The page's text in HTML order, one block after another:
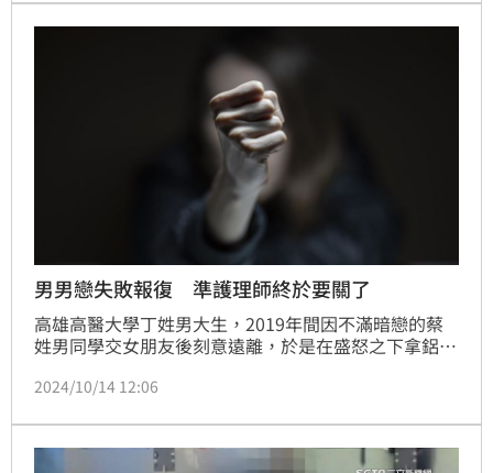
經濟負擔。高醫調查認定性騷成立，將蕭拔官，但女學
生不滿被蕭說成又笨又窮，準備提告。
男男戀失敗報復 準護理師終於要關了
高雄高醫大學丁姓男大生，2019年間因不滿暗戀的蔡
姓男同學交女朋友後刻意遠離，於是在盛怒之下拿鋁棒
4年10個月，但丁男不滿上訴到最高法院後撤銷發回更
年10個月，但丁男仍舊不滿判太重，最後遭到最高法院
駁回定讞，檢方將通知他入監執行。
2024/10/14 12:06